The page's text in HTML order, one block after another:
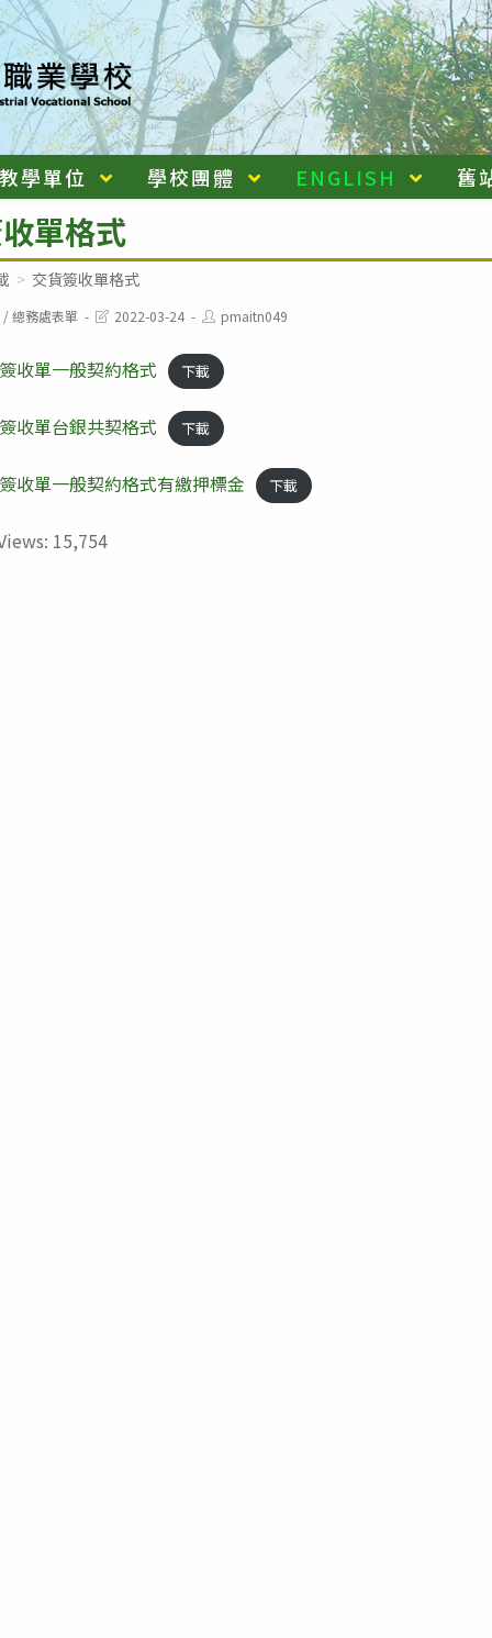
教學單位 學校團體 ENGLISH 舊
單格式
> 交貨簽收單格式
/總務處表單
Post2022-03-24
Post
author:
pmaitn049
收單一般契約格式 下載
收單台銀共契格式 下載
收單一般契約格式有繳押標金 下載
15,754